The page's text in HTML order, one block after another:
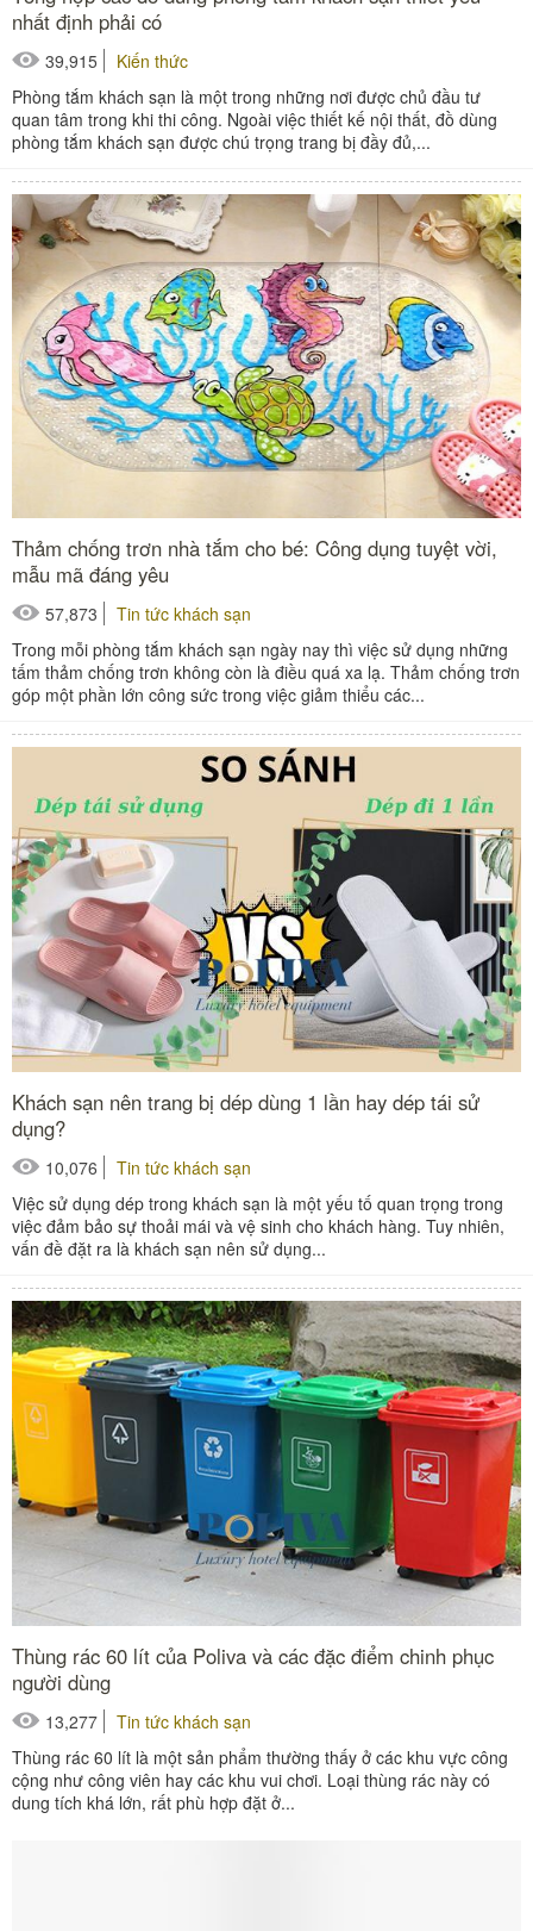
nhất định phải có
39,915
Kiến thức
Phòng tắm khách sạn là một trong những nơi được chủ đầu tư
quan tâm trong khi thi công. Ngoài việc thiết kế nội thất, đồ dùng
phòng tắm khách sạn được chú trọng trang bị đầy đủ,...
Thảm chống trơn nhà tắm cho bé: Công dụng tuyệt vời,
mẫu mã đáng yêu
57,873
Tin tức khách sạn
Trong mỗi phòng tắm khách sạn ngày nay thì việc sử dụng những
tấm thảm chống trơn không còn là điều quá xa lạ. Thảm chống trơn
góp một phần lớn công sức trong việc giảm thiểu các...
Khách sạn nên trang bị dép dùng 1 lần hay dép tái sử
dụng?
10,076
Tin tức khách sạn
Việc sử dụng dép trong khách sạn là một yếu tố quan trọng trong
việc đảm bảo sự thoải mái và vệ sinh cho khách hàng. Tuy nhiên,
vấn đề đặt ra là khách sạn nên sử dụng...
Thùng rác 60 lít của Poliva và các đặc điểm chinh phục
người dùng
13,277
Tin tức khách sạn
Thùng rác 60 lít là một sản phẩm thường thấy ở các khu vực công
cộng như công viên hay các khu vui chơi. Loại thùng rác này có
dung tích khá lớn, rất phù hợp đặt ở...